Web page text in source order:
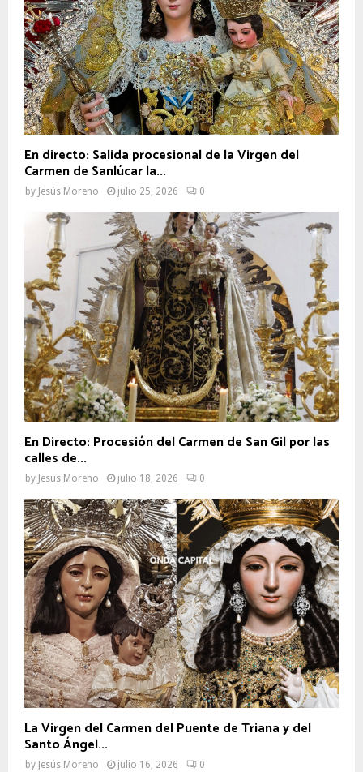
En directo: Salida procesional de la Virgen del
Carmen de Sanlúcar la...
by Jesús Moreno julio 25, 2026 0
En Directo: Procesión del Carmen de San Gil por las
calles de...
by Jesús Moreno julio 18, 2026 0
La Virgen del Carmen del Puente de Triana y del
Santo Ángel...
by Jesús Moreno julio 16, 2026 0